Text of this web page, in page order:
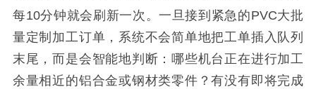
每10分钟就会刷新一次。一旦接到紧急的PVC大批
量定制加工订单，系统不会简单地把工单插入队列
末尾，而是会智能地判断：哪些机台正在进行加工
余量相近的铝合金或钢材类零件？有没有即将完成